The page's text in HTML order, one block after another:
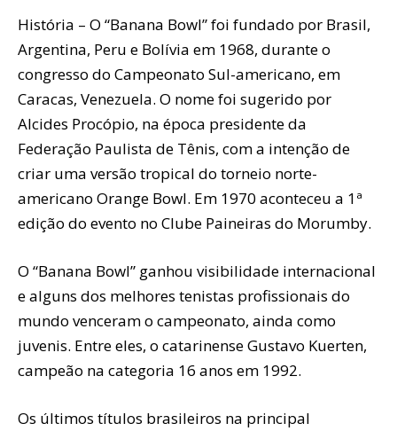
História – O “Banana Bowl” foi fundado por Brasil,
Argentina, Peru e Bolívia em 1968, durante o
congresso do Campeonato Sul-americano, em
Caracas, Venezuela. O nome foi sugerido por
Alcides Procópio, na época presidente da
Federação Paulista de Tênis, com a intenção de
criar uma versão tropical do torneio norte-
americano Orange Bowl. Em 1970 aconteceu a 1ª
edição do evento no Clube Paineiras do Morumby.
O “Banana Bowl” ganhou visibilidade internacional
e alguns dos melhores tenistas profissionais do
mundo venceram o campeonato, ainda como
juvenis. Entre eles, o catarinense Gustavo Kuerten,
campeão na categoria 16 anos em 1992.
Os últimos títulos brasileiros na principal